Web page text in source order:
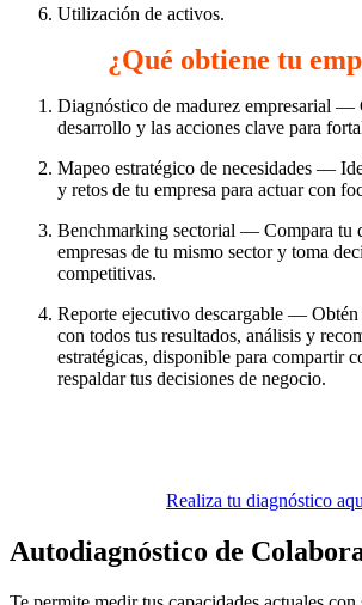
Utilización de activos.
¿Qué obtiene tu
Diagnóstico de madurez empresarial —
desarrollo y las acciones clave para
Mapeo estratégico de necesidades —
y retos de tu empresa para actuar con
Benchmarking sectorial — Compara tu
empresas de tu mismo sector y toma
competitivas.
Reporte ejecutivo descargable —
con todos tus resultados, análisis y
estratégicas, disponible para compartir
respaldar tus decisiones de negocio.
Realiza tu diagnóstico
Autodiagnóstico de